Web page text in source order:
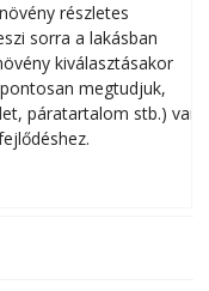
részletes
sorra a lakásban
kiválasztásakor
megtudjuk,
páratartalom stb.) van